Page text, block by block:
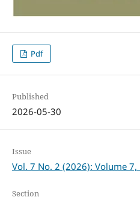
Pdf
Published
2026-05-30
Issue
Vol. 7 No. 2 (2026): Volume 7,
Section